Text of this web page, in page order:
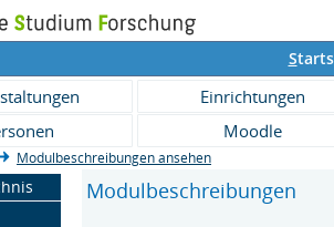
S
Einrichtungen
Moodle
Modulbeschreibungen ansehen
Modulbeschreibungen